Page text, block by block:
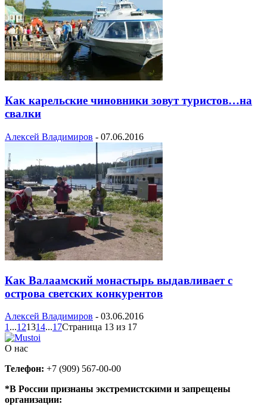
Как карельские чиновники зовут туристов…на
свалки
Алексей Владимиров - 07.06.2016
Как Валаамский монастырь выдавливает с
острова светских конкурентов
Алексей Владимиров - 03.06.2016
1 ...121314...17Страница 13 из 17
О нас
Телефон: +7 (909) 567-00-00
*В России признаны экстремистскими и запрещены
организации: